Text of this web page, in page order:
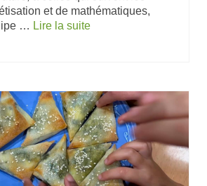
et de mathématiques,
… Lire la suite